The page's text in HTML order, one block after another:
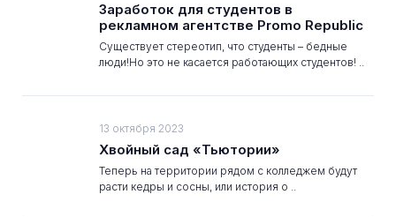
Заработок для студентов в
рекламном агентстве Promo Republic
Существует стереотип, что студенты – бедные
люди!Но это не касается работающих студентов! ..
13 октября 2023
Хвойный сад «Тьютории»
Теперь на территории рядом с колледжем будут
расти кедры и сосны, или история о ..